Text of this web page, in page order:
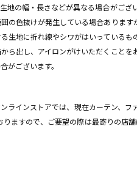
地の幅・長さなどが異なる場合がござい
の色抜けが発生している場合あります
生地に折れ線やシワがはいっているも
出し、アイロンがけいただくことを
がございます。
ラインストアでは、現在カーテン、フ
ますので、ご要望の際は最寄りの店